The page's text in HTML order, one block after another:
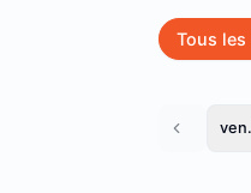
Tous les